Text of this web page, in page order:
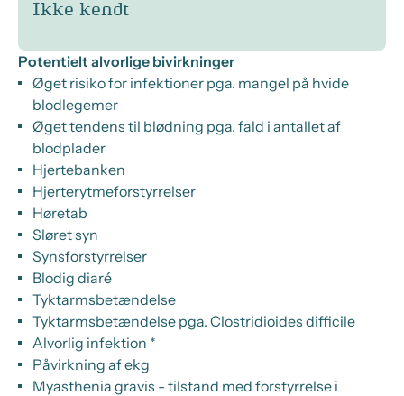
Ikke kendt
Potentielt alvorlige bivirkninger
Øget risiko for infektioner pga. mangel på hvide
blodlegemer
Øget tendens til blødning pga. fald i antallet af
blodplader
Hjertebanken
Hjerterytmeforstyrrelser
Høretab
Sløret syn
Synsforstyrrelser
Blodig diaré
Tyktarmsbetændelse
Tyktarmsbetændelse pga. Clostridioides difficile
Alvorlig infektion *
Påvirkning af ekg
Myasthenia gravis - tilstand med forstyrrelse i